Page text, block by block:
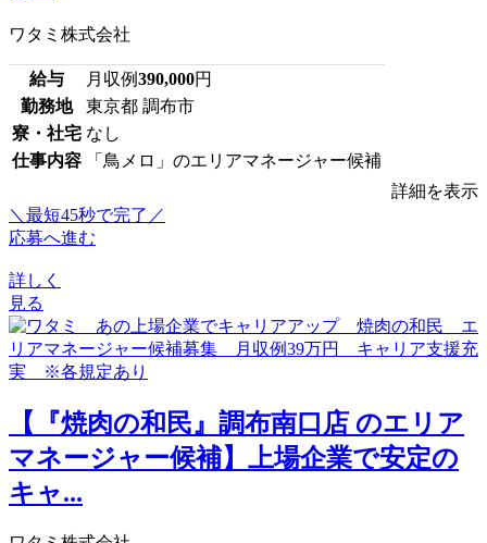
ワタミ株式会社
給与 月収例390,000円
勤務地
東京都 調布市
寮・社宅 なし
仕事内容
「鳥メロ」のエリアマネージャー候補
詳細を表示
＼最短45秒で完了／
応募へ進む
詳しく
見る
【『焼肉の和民』調布南口店 のエリア
マネージャー候補】上場企業で安定の
キャ...